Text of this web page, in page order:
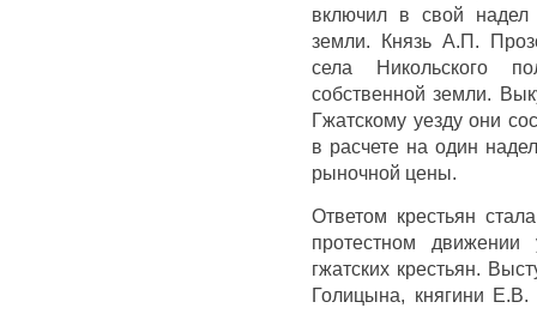
включил в свой надел
земли. Князь А.П.
села Никольского
собственной земли.
Гжатскому уезду они
в расчете на один
рыночной цены.
Ответом крестьян
протестном
гжатских крестьян.
Голицына, княгини